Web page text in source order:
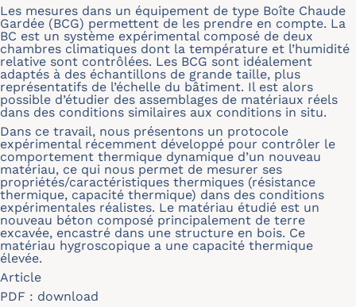
Les mesures dans un équipement de type Boîte Chaude
Gardée (BCG) permettent de les prendre en compte. La
BC est un système expérimental composé de deux
chambres climatiques dont la température et l’humidité
relative sont contrôlées. Les BCG sont idéalement
adaptés à des échantillons de grande taille, plus
représentatifs de l’échelle du bâtiment. Il est alors
possible d’étudier des assemblages de matériaux réels
dans des conditions similaires aux conditions in situ.
Dans ce travail, nous présentons un protocole
expérimental récemment développé pour contrôler le
comportement thermique dynamique d’un nouveau
matériau, ce qui nous permet de mesurer ses
propriétés/caractéristiques thermiques (résistance
thermique, capacité thermique) dans des conditions
expérimentales réalistes. Le matériau étudié est un
nouveau béton composé principalement de terre
excavée, encastré dans une structure en bois. Ce
matériau hygroscopique a une capacité thermique
élevée.
Article
PDF : download